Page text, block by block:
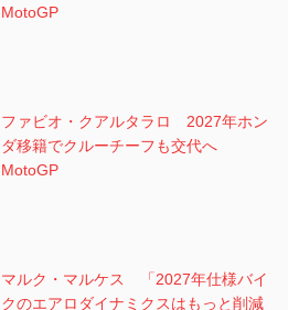
MotoGP
ファビオ・クアルタラロ 2027年ホン
ダ移籍でクルーチーフも交代へ
MotoGP
マルク・マルケス 「2027年仕様バイ
クのエアロダイナミクスはもっと削減